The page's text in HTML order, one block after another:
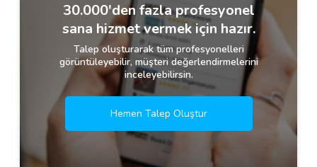
30.000'den fazla profesyonel
sana hizmet vermek için hazır.
Talep oluşturarak tüm profesyonelleri
görüntüleyebilir, müşteri değerlendirmelerini
inceleyebilirsin.
Hemen Talep Oluştur